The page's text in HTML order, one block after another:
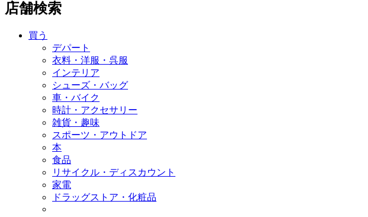
店舗検索
買う
デパート
衣料・洋服・呉服
インテリア
シューズ・バッグ
車・バイク
時計・アクセサリー
雑貨・趣味
スポーツ・アウトドア
本
食品
リサイクル・ディスカウント
家電
ドラッグストア・化粧品